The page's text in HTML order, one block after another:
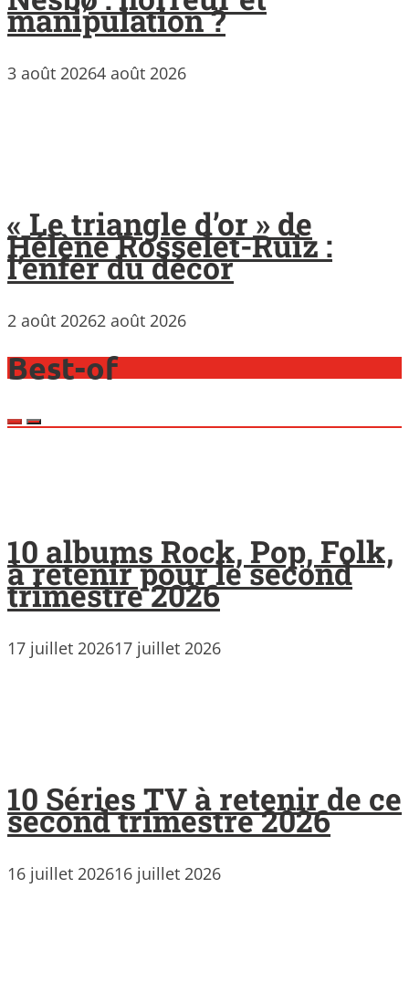
manipulation ?
3 août 20264 août 2026
« Le triangle d’or » de
Hélène Rosselet-Ruiz :
l’enfer du décor
2 août 20262 août 2026
Best-of
10 albums Rock, Pop, Folk,
à retenir pour le second
trimestre 2026
17 juillet 202617 juillet 2026
10 Séries TV à retenir de ce
second trimestre 2026
16 juillet 202616 juillet 2026